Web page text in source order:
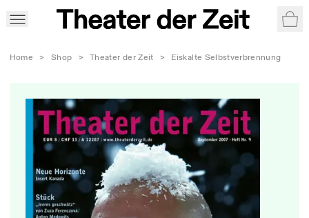
Home > Shop > Theater der Zeit > Eiskalte Selbstverbrennung